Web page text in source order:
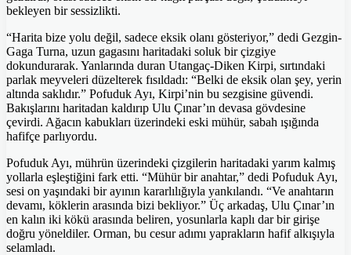
bekleyen bir sessizlikti.
“Harita bize yolu değil, sadece eksik olanı gösteriyor,” dedi Gezgin-
Gaga Turna, uzun gagasını haritadaki soluk bir çizgiye
dokundurarak. Yanlarında duran Utangaç-Diken Kirpi, sırtındaki
parlak meyveleri düzelterek fısıldadı: “Belki de eksik olan şey, yerin
altında saklıdır.” Pofuduk Ayı, Kirpi’nin bu sezgisine güvendi.
Bakışlarını haritadan kaldırıp Ulu Çınar’ın devasa gövdesine
çevirdi. Ağacın kabukları üzerindeki eski mühür, sabah ışığında
hafifçe parlıyordu.
Pofuduk Ayı, mührün üzerindeki çizgilerin haritadaki yarım kalmış
yollarla eşleştiğini fark etti. “Mühür bir anahtar,” dedi Pofuduk Ayı,
sesi on yaşındaki bir ayının kararlılığıyla yankılandı. “Ve anahtarın
devamı, köklerin arasında bizi bekliyor.” Üç arkadaş, Ulu Çınar’ın
en kalın iki kökü arasında beliren, yosunlarla kaplı dar bir girişe
doğru yöneldiler. Orman, bu cesur adımı yaprakların hafif alkışıyla
selamladı.